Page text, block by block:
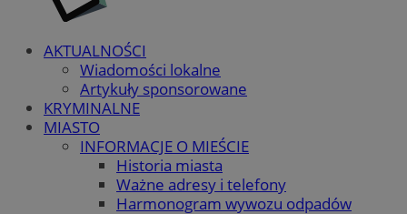
AKTUALNOŚCI
Wiadomości lokalne
Artykuły sponsorowane
KRYMINALNE
MIASTO
INFORMACJE O MIEŚCIE
Historia miasta
Ważne adresy i telefony
Harmonogram wywozu odpadów